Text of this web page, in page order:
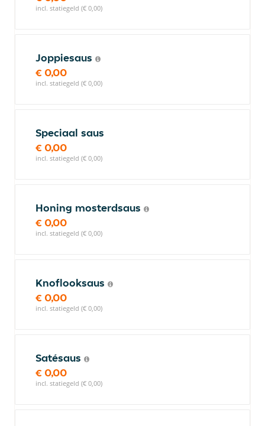
incl. statiegeld (€ 0,00)
Joppiesaus
€ 0,00
incl. statiegeld (€ 0,00)
Speciaal saus
€ 0,00
incl. statiegeld (€ 0,00)
Honing mosterdsaus
€ 0,00
incl. statiegeld (€ 0,00)
Knoflooksaus
€ 0,00
incl. statiegeld (€ 0,00)
Satésaus
€ 0,00
incl. statiegeld (€ 0,00)